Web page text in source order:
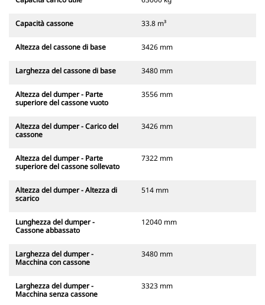
Capacità cassone 33.8 m³
Altezza del cassone di base 3426 mm
Larghezza del cassone di base 3480 mm
Altezza del dumper - Parte
superiore del cassone vuoto
3556 mm
Altezza del dumper - Carico del
cassone
3426 mm
Altezza del dumper - Parte
superiore del cassone sollevato
7322 mm
Altezza del dumper - Altezza di
scarico
514 mm
Lunghezza del dumper -
Cassone abbassato
12040 mm
Larghezza del dumper -
Macchina con cassone
3480 mm
Larghezza del dumper -
Macchina senza cassone
3323 mm